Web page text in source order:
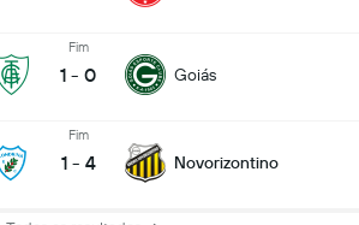
Fim
1 - 0 Goiás
Fim
1 - 4 Novorizontino